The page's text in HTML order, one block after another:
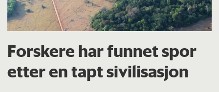
Forskere har funnet spor
etter en tapt sivilisasjon